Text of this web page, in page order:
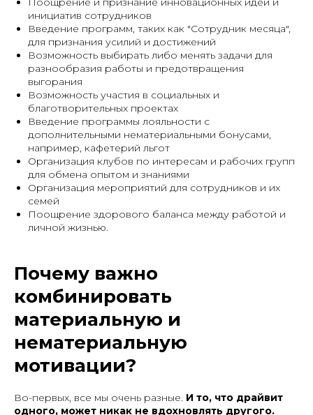
инициатив сотрудников
Введение программ, таких как "Сотрудник месяца",
для признания усилий и достижений
Возможность выбирать либо менять задачи для
разнообразия работы и предотвращения
выгорания
Возможность участия в социальных и
благотворительных проектах
Введение программы лояльности с
дополнительными нематериальными бонусами,
например, кафетерий льгот
Организация клубов по интересам и рабочих групп
для обмена опытом и знаниями
Организация мероприятий для сотрудников и их
семей
Поощрение здорового баланса между работой и
личной жизнью.
Почему важно
комбинировать
материальную и
нематериальную
мотивации?
Во-первых, все мы очень разные. И то, что драйвит
одного, может никак не вдохновлять другого.